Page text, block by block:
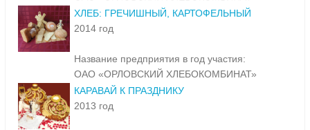
ХЛЕБ: ГРЕЧИШНЫЙ, КАРТОФЕЛЬНЫЙ
2014 год
Название предприятия в год участия:
ОАО «ОРЛОВСКИЙ ХЛЕБОКОМБИНАТ»
КАРАВАЙ К ПРАЗДНИКУ
2013 год